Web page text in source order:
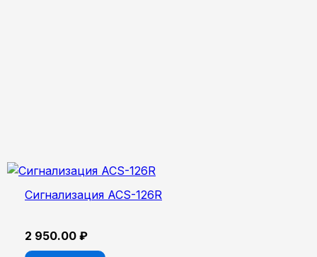
Сигнализация ACS-126R
2 950.00 ₽